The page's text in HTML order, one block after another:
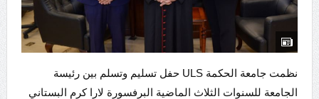
نظمت جامعة الحكمة ULS حفل تسليم وتسلم بين رئيسة
الجامعة للسنوات الثلاث الماضية البرفسورة لارا كرم البستاني